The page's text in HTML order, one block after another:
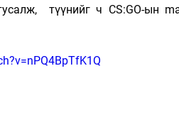
түүнийг ч CS:GO-ын